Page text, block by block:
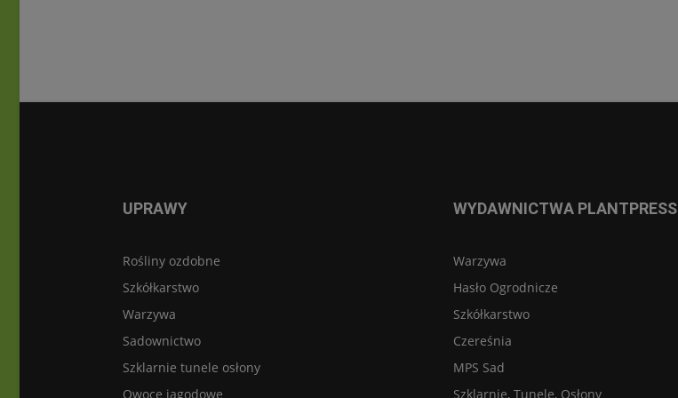
UPRAWY
Rośliny ozdobne
Szkółkarstwo
Warzywa
Sadownictwo
Szklarnie tunele osłony
Owoce jagodowe
WYDAWNICTWA PLANTPRESS
Warzywa
Hasło Ogrodnicze
Szkółkarstwo
Czereśnia
MPS Sad
Szklarnie, Tunele, Osłony